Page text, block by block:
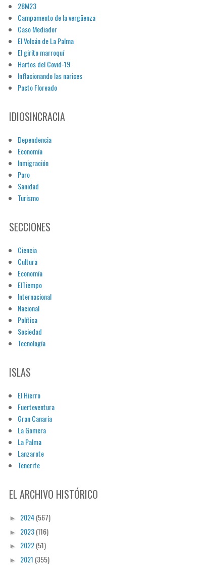
28M23
Campamento de la vergüenza
Caso Mediador
El Volcán de La Palma
El girito marroquí
Hartos del Covid-19
Inflacionando las narices
Pacto Floreado
IDIOSINCRACIA
Dependencia
Economía
Inmigración
Paro
Sanidad
Turismo
SECCIONES
Ciencia
Cultura
Economía
ElTiempo
Internacional
Nacional
Política
Sociedad
Tecnología
ISLAS
El Hierro
Fuerteventura
Gran Canaria
La Gomera
La Palma
Lanzarote
Tenerife
EL ARCHIVO HISTÓRICO
► 2024(567)
► 2023(116)
► 2022(51)
► 2021 (355)